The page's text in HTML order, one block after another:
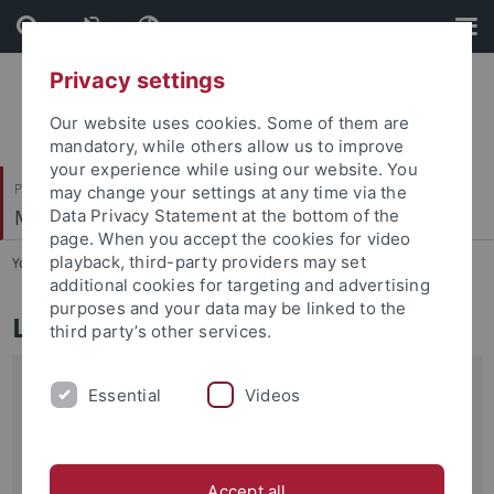
Skip
to
content
Skip
to
footer
Philosophische Fakultät
Musikwissenschaftliches Institut
You are here: Startseite ... Lehrveranstaltungen
Lehrveranstaltungen
Sommersemester 2026
Privacy settings
Our website uses cookies. Some of them are
mandatory, while others allow us to improve
your experience while using our website. You
may change your settings at any time via the
Data Privacy Statement at the bottom of the
page. When you accept the cookies for video
playback, third-party providers may set
additional cookies for targeting and advertising
purposes and your data may be linked to the
third party’s other services.
Essential Videos